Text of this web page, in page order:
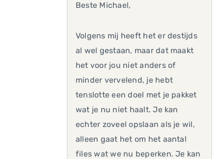
Beste Michael,
Volgens mij heeft het er destijds
al wel gestaan, maar dat maakt
het voor jou niet anders of
minder vervelend, je hebt
tenslotte een doel met je pakket
wat je nu niet haalt. Je kan
echter zoveel opslaan als je wil,
alleen gaat het om het aantal
files wat we nu beperken. Je kan